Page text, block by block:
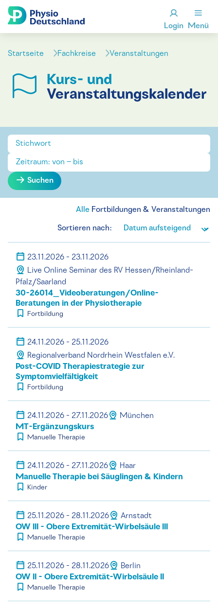
Login Menü
Startseite Fachkreise Veranstaltungen
Kurs- und
Veranstaltungskalender
Suchen
Alle Fortbildungen & Veranstaltungen
Sortieren nach:
23.11.2026 - 23.11.2026
Live Online Seminar des RV Hessen/Rheinland-
Pfalz/Saarland
30-26014_Videoberatungen/Online-
Beratungen in der Physiotherapie
Fortbildung
24.11.2026 - 25.11.2026
Regionalverband Nordrhein Westfalen e.V.
Post-COVID Therapiestrategie zur
Symptomvielfältigkeit
Fortbildung
24.11.2026 - 27.11.2026 München
MT-Ergänzungskurs
Manuelle Therapie
24.11.2026 - 27.11.2026 Haar
Manuelle Therapie bei Säuglingen & Kindern
Kinder
25.11.2026 - 28.11.2026 Arnstadt
OW III - Obere Extremität-Wirbelsäule III
Manuelle Therapie
25.11.2026 - 28.11.2026 Berlin
OW II - Obere Extremität-Wirbelsäule II
Manuelle Therapie